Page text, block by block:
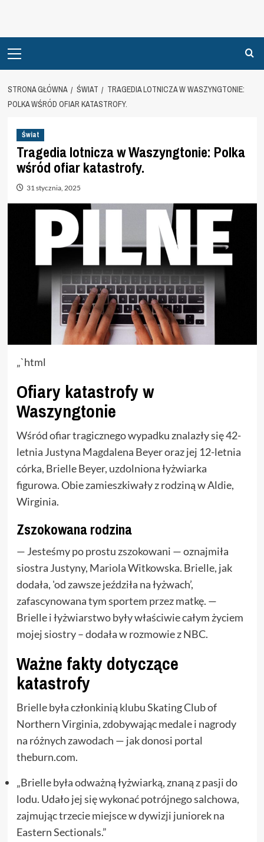
Menu
STRONA GŁÓWNA ŚWIAT
TRAGEDIA LOTNICZA W WASZYNGTONIE:
POLKA WŚRÓD OFIAR KATASTROFY.
Świat
Tragedia lotnicza w Waszyngtonie: Polka
wśród ofiar katastrofy.
31 stycznia, 2025
„`html
Ofiary katastrofy w
Waszyngtonie
Wśród ofiar tragicznego wypadku znalazły się 42-
letnia Justyna Magdalena Beyer oraz jej 12-letnia
córka, Brielle Beyer, uzdolniona łyżwiarka
figurowa. Obie zamieszkiwały z rodziną w Aldie,
Wirginia.
Zszokowana rodzina
— Jesteśmy po prostu zszokowani — oznajmiła
siostra Justyny, Mariola Witkowska. Brielle, jak
dodała, 'od zawsze jeździła na łyżwach’,
zafascynowana tym sportem przez matkę. —
Brielle i łyżwiarstwo były właściwie całym życiem
mojej siostry – dodała w rozmowie z NBC.
Ważne fakty dotyczące
katastrofy
Brielle była członkinią klubu Skating Club of
Northern Virginia, zdobywając medale i nagrody
na różnych zawodach — jak donosi portal
theburn.com.
„Brielle była odważną łyżwiarką, znaną z pasji do
lodu. Udało jej się wykonać potrójnego salchowa,
zajmując trzecie miejsce w dywizji juniorek na
Eastern Sectionals.”